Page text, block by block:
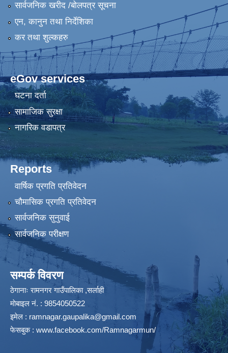
सार्वजनिक खरीद /बोलपत्र सूचना
एन, कानुन तथा निर्देशिका
कर तथा शुल्कहरु
eGov services
घटना दर्ता
सामाजिक सुरक्षा
नागरिक वडापत्र
Reports
वार्षिक प्रगति प्रतिवेदन
चौमासिक प्रगति प्रतिवेदन
सार्वजनिक सुनुवाई
सार्वजनिक परीक्षण
सम्पर्क विवरण
ठेगानाः रामनगर गाउँपालिका ,सर्लाही
माेबाइल न‌ं. : 9854050522
इमेल : ramnagar.gaupalika@gmail.com
फेसबुक : www.facebook.com/Ramnagarmun/